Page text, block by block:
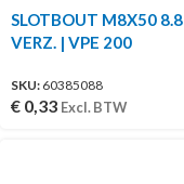
SLOTBOUT M8X50 8.8
VERZ. | VPE 200
SKU: 60385088
€ 0,33 Excl. BTW